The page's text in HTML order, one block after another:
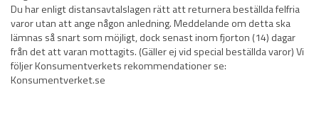
Du har enligt distansavtalslagen rätt att returnera beställda felfria
varor utan att ange någon anledning. Meddelande om detta ska
lämnas så snart som möjligt, dock senast inom fjorton (14) dagar
från det att varan mottagits. (Gäller ej vid special beställda varor) Vi
följer Konsumentverkets rekommendationer se:
Konsumentverket.se